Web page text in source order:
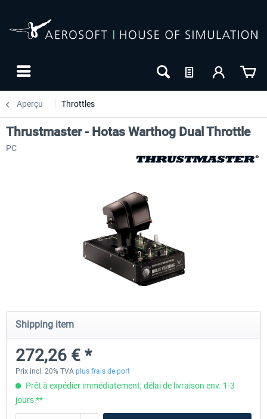
Aperçu Throttles
Honeycomb - Bravo Throttle Quadrant
252,09 € *
Honeycomb Yoke & Throttle
Thrustmaster - Hotas Warthog Dual Throttle
PC
Shipping item
272,26 € *
Prix incl. 20% TVA plus frais de port
Prêt à expédier immédiatement, délai de livraison env. 1-3
jours **